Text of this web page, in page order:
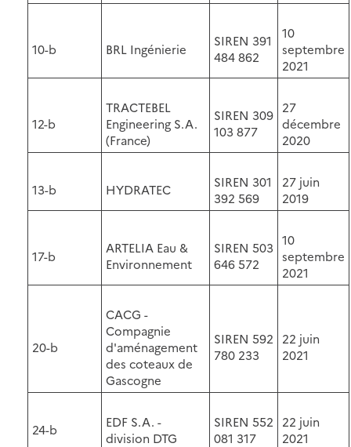
10-b BRL Ingénierie
SIREN 391
484 862
10
septembre
2021
12-b
TRACTEBEL
Engineering S.A.
(France)
SIREN 309
103 877
27
décembre
2020
13-b HYDRATEC
SIREN 301
392 569
27 juin
2019
17-b
ARTELIA Eau &
Environnement
SIREN 503
646 572
10
septembre
2021
20-b
CACG -
Compagnie
d'aménagement
des coteaux de
Gascogne
SIREN 592
780 233
22 juin
2021
24-b
EDF S.A. -
division DTG
SIREN 552
081 317
22 juin
2021